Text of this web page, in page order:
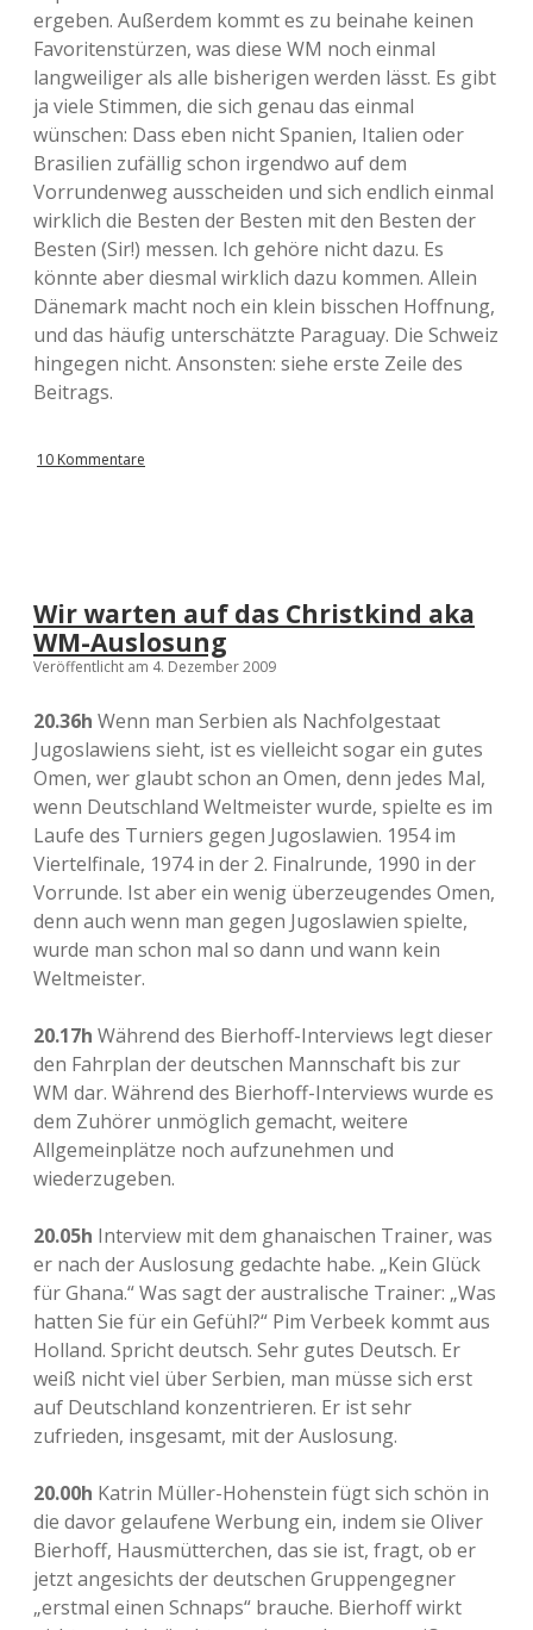
ergeben. Außerdem kommt es zu beinahe keinen
Favoritenstürzen, was diese WM noch einmal
langweiliger als alle bisherigen werden lässt. Es gibt
ja viele Stimmen, die sich genau das einmal
wünschen: Dass eben nicht Spanien, Italien oder
Brasilien zufällig schon irgendwo auf dem
Vorrundenweg ausscheiden und sich endlich einmal
wirklich die Besten der Besten mit den Besten der
Besten (Sir!) messen. Ich gehöre nicht dazu. Es
könnte aber diesmal wirklich dazu kommen. Allein
Dänemark macht noch ein klein bisschen Hoffnung,
und das häufig unterschätzte Paraguay. Die Schweiz
hingegen nicht. Ansonsten: siehe erste Zeile des
Beitrags.
10 Kommentare
Wir warten auf das Christkind aka
WM-Auslosung
Veröffentlicht am 4. Dezember 2009
20.36h Wenn man Serbien als Nachfolgestaat
Jugoslawiens sieht, ist es vielleicht sogar ein gutes
Omen, wer glaubt schon an Omen, denn jedes Mal,
wenn Deutschland Weltmeister wurde, spielte es im
Laufe des Turniers gegen Jugoslawien. 1954 im
Viertelfinale, 1974 in der 2. Finalrunde, 1990 in der
Vorrunde. Ist aber ein wenig überzeugendes Omen,
denn auch wenn man gegen Jugoslawien spielte,
wurde man schon mal so dann und wann kein
Weltmeister.
20.17h Während des Bierhoff-Interviews legt dieser
den Fahrplan der deutschen Mannschaft bis zur
WM dar. Während des Bierhoff-Interviews wurde es
dem Zuhörer unmöglich gemacht, weitere
Allgemeinplätze noch aufzunehmen und
wiederzugeben.
20.05h Interview mit dem ghanaischen Trainer, was
er nach der Auslosung gedachte habe. „Kein Glück
für Ghana.“ Was sagt der australische Trainer: „Was
hatten Sie für ein Gefühl?“ Pim Verbeek kommt aus
Holland. Spricht deutsch. Sehr gutes Deutsch. Er
weiß nicht viel über Serbien, man müsse sich erst
auf Deutschland konzentrieren. Er ist sehr
zufrieden, insgesamt, mit der Auslosung.
20.00h Katrin Müller-Hohenstein fügt sich schön in
die davor gelaufene Werbung ein, indem sie Oliver
Bierhoff, Hausmütterchen, das sie ist, fragt, ob er
jetzt angesichts der deutschen Gruppengegner
„erstmal einen Schnaps“ brauche. Bierhoff wirkt